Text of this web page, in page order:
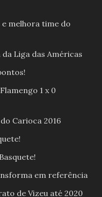
melhora time do
Liga das Américas
1 x 0
Carioca 2016
em referência
de Vizeu até 2020